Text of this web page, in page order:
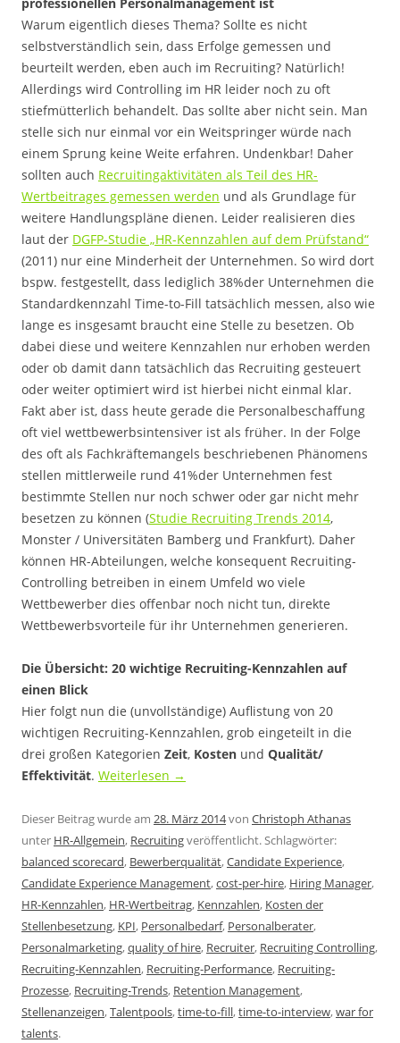
Warum eigentlich dieses Thema? Sollte es nicht
selbstverständlich sein, dass Erfolge gemessen und
beurteilt werden, eben auch im Recruiting? Natürlich!
Allerdings wird Controlling im HR leider noch zu oft
stiefmütterlich behandelt. Das sollte aber nicht sein. Man
stelle sich nur einmal vor ein Weitspringer würde nach
einem Sprung keine Weite erfahren. Undenkbar! Daher
sollten auch Recruitingaktivitäten als Teil des HR-
Wertbeitrages gemessen werden und als Grundlage für
weitere Handlungspläne dienen. Leider realisieren dies
laut der DGFP-Studie „HR-Kennzahlen auf dem Prüfstand“
(2011) nur eine Minderheit der Unternehmen. So wird dort
bspw. festgestellt, dass lediglich 38%der Unternehmen die
Standardkennzahl Time-to-Fill tatsächlich messen, also wie
lange es insgesamt braucht eine Stelle zu besetzen. Ob
dabei diese und weitere Kennzahlen nur erhoben werden
oder ob damit dann tatsächlich das Recruiting gesteuert
oder weiter optimiert wird ist hierbei nicht einmal klar.
Fakt aber ist, dass heute gerade die Personalbeschaffung
oft viel wettbewerbsintensiver ist als früher. In der Folge
des oft als Fachkräftemangels beschriebenen Phänomens
stellen mittlerweile rund 41%der Unternehmen fest
bestimmte Stellen nur noch schwer oder gar nicht mehr
besetzen zu können (Studie Recruiting Trends 2014,
Monster / Universitäten Bamberg und Frankfurt). Daher
können HR-Abteilungen, welche konsequent Recruiting-
Controlling betreiben in einem Umfeld wo viele
Wettbewerber dies offenbar noch nicht tun, direkte
Wettbewerbsvorteile für ihr Unternehmen generieren.
Die Übersicht: 20 wichtige Recruiting-Kennzahlen auf
einen Blick
Hier folgt nun die (unvollständige) Auflistung von 20
wichtigen Recruiting-Kennzahlen, grob eingeteilt in die
drei großen Kategorien Zeit, Kosten und Qualität/
Effektivität. Weiterlesen →
Dieser Beitrag wurde am 28. März 2014von Christoph Athanas
unter HR-Allgemein, Recruitingveröffentlicht. Schlagwörter:
balanced scorecard, Bewerberqualität,Candidate Experience,
Candidate Experience Management,cost-per-hire, Hiring Manager,
HR-Kennzahlen, HR-Wertbeitrag, Kennzahlen, Kosten der
Stellenbesetzung, KPI, Personalbedarf, Personalberater,
Personalmarketing,quality of hire, Recruiter, Recruiting Controlling,
Recruiting-Kennzahlen, Recruiting-Performance, Recruiting-
Prozesse, Recruiting-Trends, Retention Management,
Stellenanzeigen,Talentpools,time-to-fill,time-to-interview,war for
talents.